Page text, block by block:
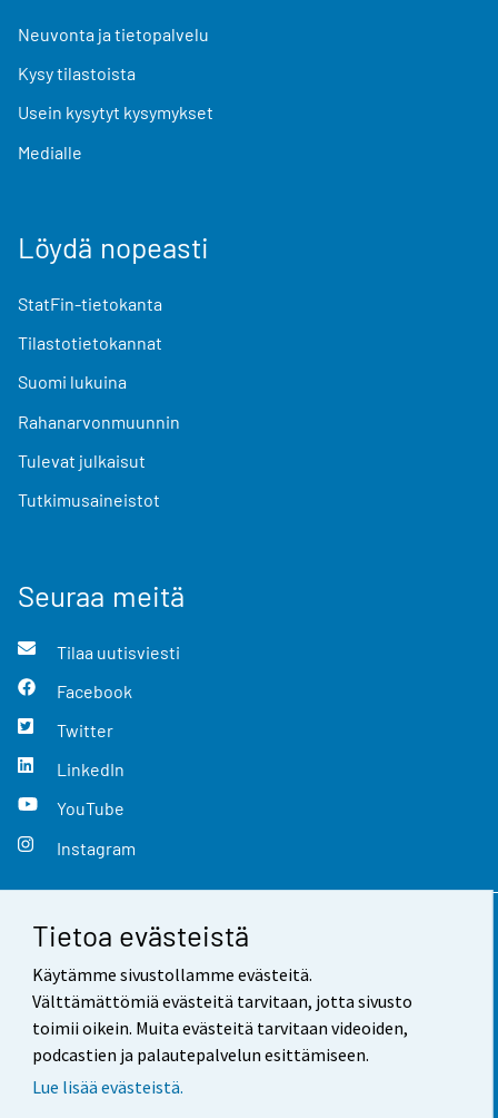
Tietoa evästeistä
Käytämme sivustollamme evästeitä.
Välttämättömiä evästeitä tarvitaan, jotta sivusto
toimii oikein. Muita evästeitä tarvitaan videoiden,
podcastien ja palautepalvelun esittämiseen.
Lue lisää evästeistä.
Neuvonta ja tietopalvelu
Kysy tilastoista
Usein kysytyt kysymykset
Medialle
Löydä nopeasti
StatFin-tietokanta
Tilastotietokannat
Suomi lukuina
Rahanarvonmuunnin
Tulevat julkaisut
Tutkimusaineistot
Seuraa meitä
Tilaa uutisviesti
Facebook
Twitter
LinkedIn
YouTube
Instagram
Yhteystiedot
Palaute
Käyttöehdot